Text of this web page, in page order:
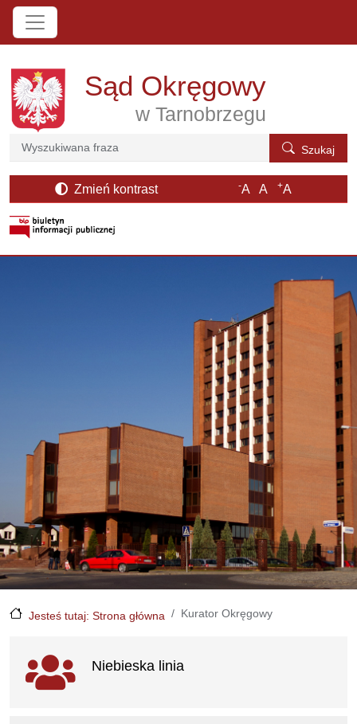
Przejdź do treści
Sąd Okręgowy
w Tarnobrzegu
Szukaj
Szukaj
Zmień kontrast -A A +A
otwiera się w nowym oknie
Jesteś tutaj: Strona główna Kurator Okręgowy
Ważne linki
Niebieska linia